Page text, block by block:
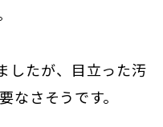
したが、目立った汚
なさそうです。